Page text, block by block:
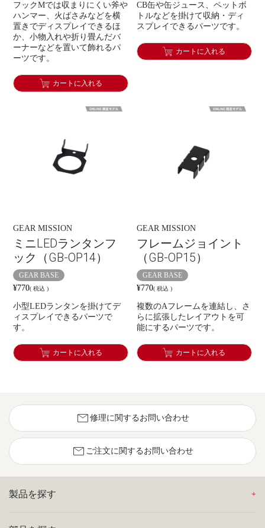
フックMでは収まりにくい斧や
ハンマー、火ばさみなどを横
置きでディスプレイできるほ
か、小物入れや折り畳んだバ
ーナーなどを置いて飾れるパ
ーツです。
カートに入れる
CB缶や缶ジュース、ペットボ
トルなどを掛けて収納・ディ
スプレイできるパーツです。
カートに入れる
GEAR MISSION
ミニLEDランタンフ
ック（GB-OP14）
GEAR BASE
¥770 税込
小型LEDランタンを掛けてデ
ィスプレイできるパーツで
す。
カートに入れる
GEAR MISSION
フレームジョイント
（GB-OP15）
GEAR BASE
¥770 税込
複数のAフレームを連結し、さ
らに拡張したレイアウトを可
能にするパーツです。
カートに入れる
mail 修理に関するお問い合わせ
mail ご注文に関するお問い合わせ
製品を探す